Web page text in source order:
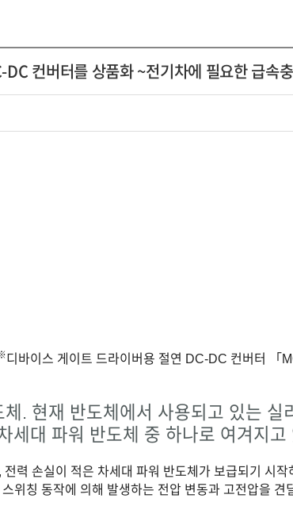
컨버터를 상품화 ~전기차에 필요한 급속
디바이스 게이트 드라이버용 절연 DC-DC 컨버터 「
. 현재 반도체에서 사용되고 있는 실
세대 파워 반도체 중 하나로 여겨지고
력 손실이 적은 차세대 파워 반도체가 보급되기 시작
위칭 동작에 의해 발생하는 전압 변동과 고전압을